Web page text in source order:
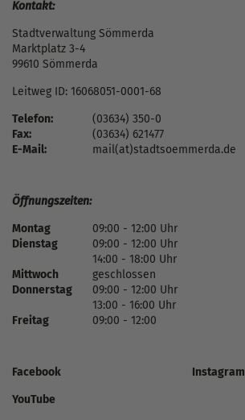
Kontakt:
Stadtverwaltung Sömmerda
Marktplatz 3-4
99610 Sömmerda
Leitweg ID: 16068051-0001-68
Telefon:
(03634) 350-0
Fax:
(03634) 621477
E-Mail:
mail(at)stadtsoemmerda.de
Öffnungszeiten:
Montag
09:00 - 12:00 Uhr
Dienstag
09:00 - 12:00 Uhr
14:00 - 18:00 Uhr
Mittwoch
geschlossen
Donnerstag
09:00 - 12:00 Uhr
13:00 - 16:00 Uhr
Freitag
09:00 - 12:00
Facebook
Instagram
YouTube